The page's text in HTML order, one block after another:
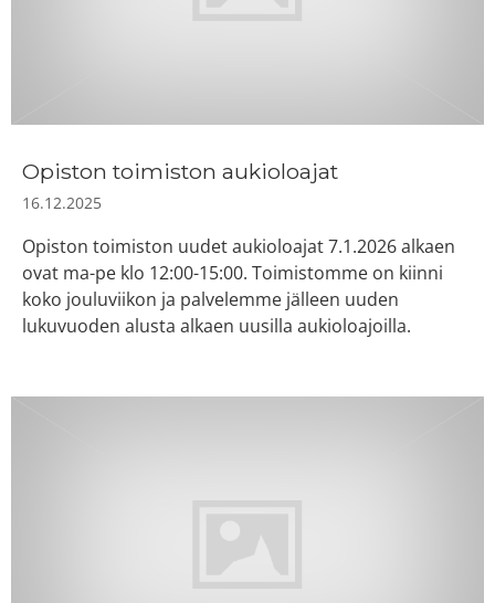
Opiston toimiston aukioloajat
16.12.2025
Opiston toimiston uudet aukioloajat 7.1.2026 alkaen
ovat ma-pe klo 12:00-15:00. Toimistomme on kiinni
koko jouluviikon ja palvelemme jälleen uuden
lukuvuoden alusta alkaen uusilla aukioloajoilla.